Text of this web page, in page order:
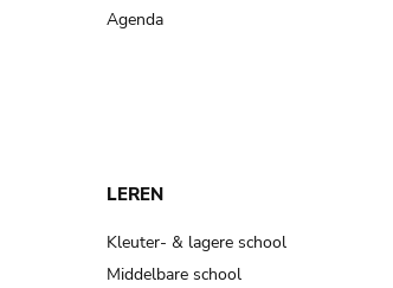
Agenda
LEREN
Kleuter- & lagere school
Middelbare school